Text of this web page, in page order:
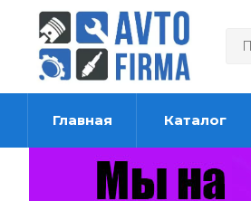
Главная Каталог